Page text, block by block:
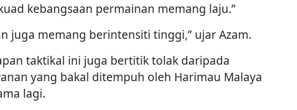
kebangsaan permainan memang laju.”
juga memang berintensiti tinggi,” ujar Azam.
taktikal ini juga bertitik tolak daripada
yang bakal ditempuh oleh Harimau Malaya
lagi.